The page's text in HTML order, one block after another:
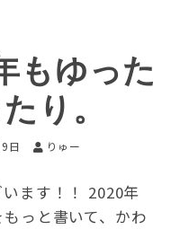
もゆった
り。
日 りゅー
ます！！ 2020年
っと書いて、かわ